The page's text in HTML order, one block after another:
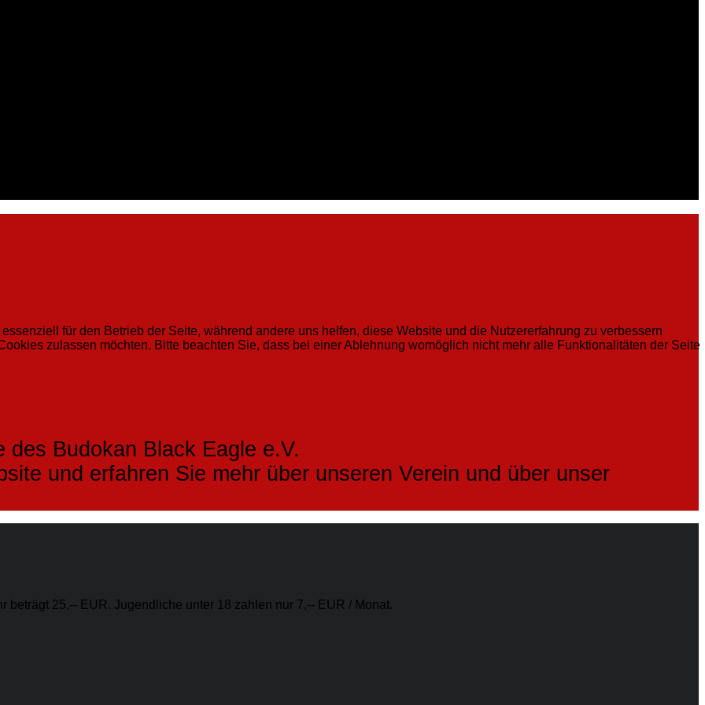
Budokan Black Eagle e.V.
und erfahren Sie mehr über unseren Verein und über unser
25,-- EUR. Jugendliche unter 18 zahlen nur 7,-- EUR / Monat.
für den Betrieb der Seite, während andere uns helfen, diese Website und die Nutzererfahrung zu verbessern
zulassen möchten. Bitte beachten Sie, dass bei einer Ablehnung womöglich nicht mehr alle Funktionalitäten der Seite